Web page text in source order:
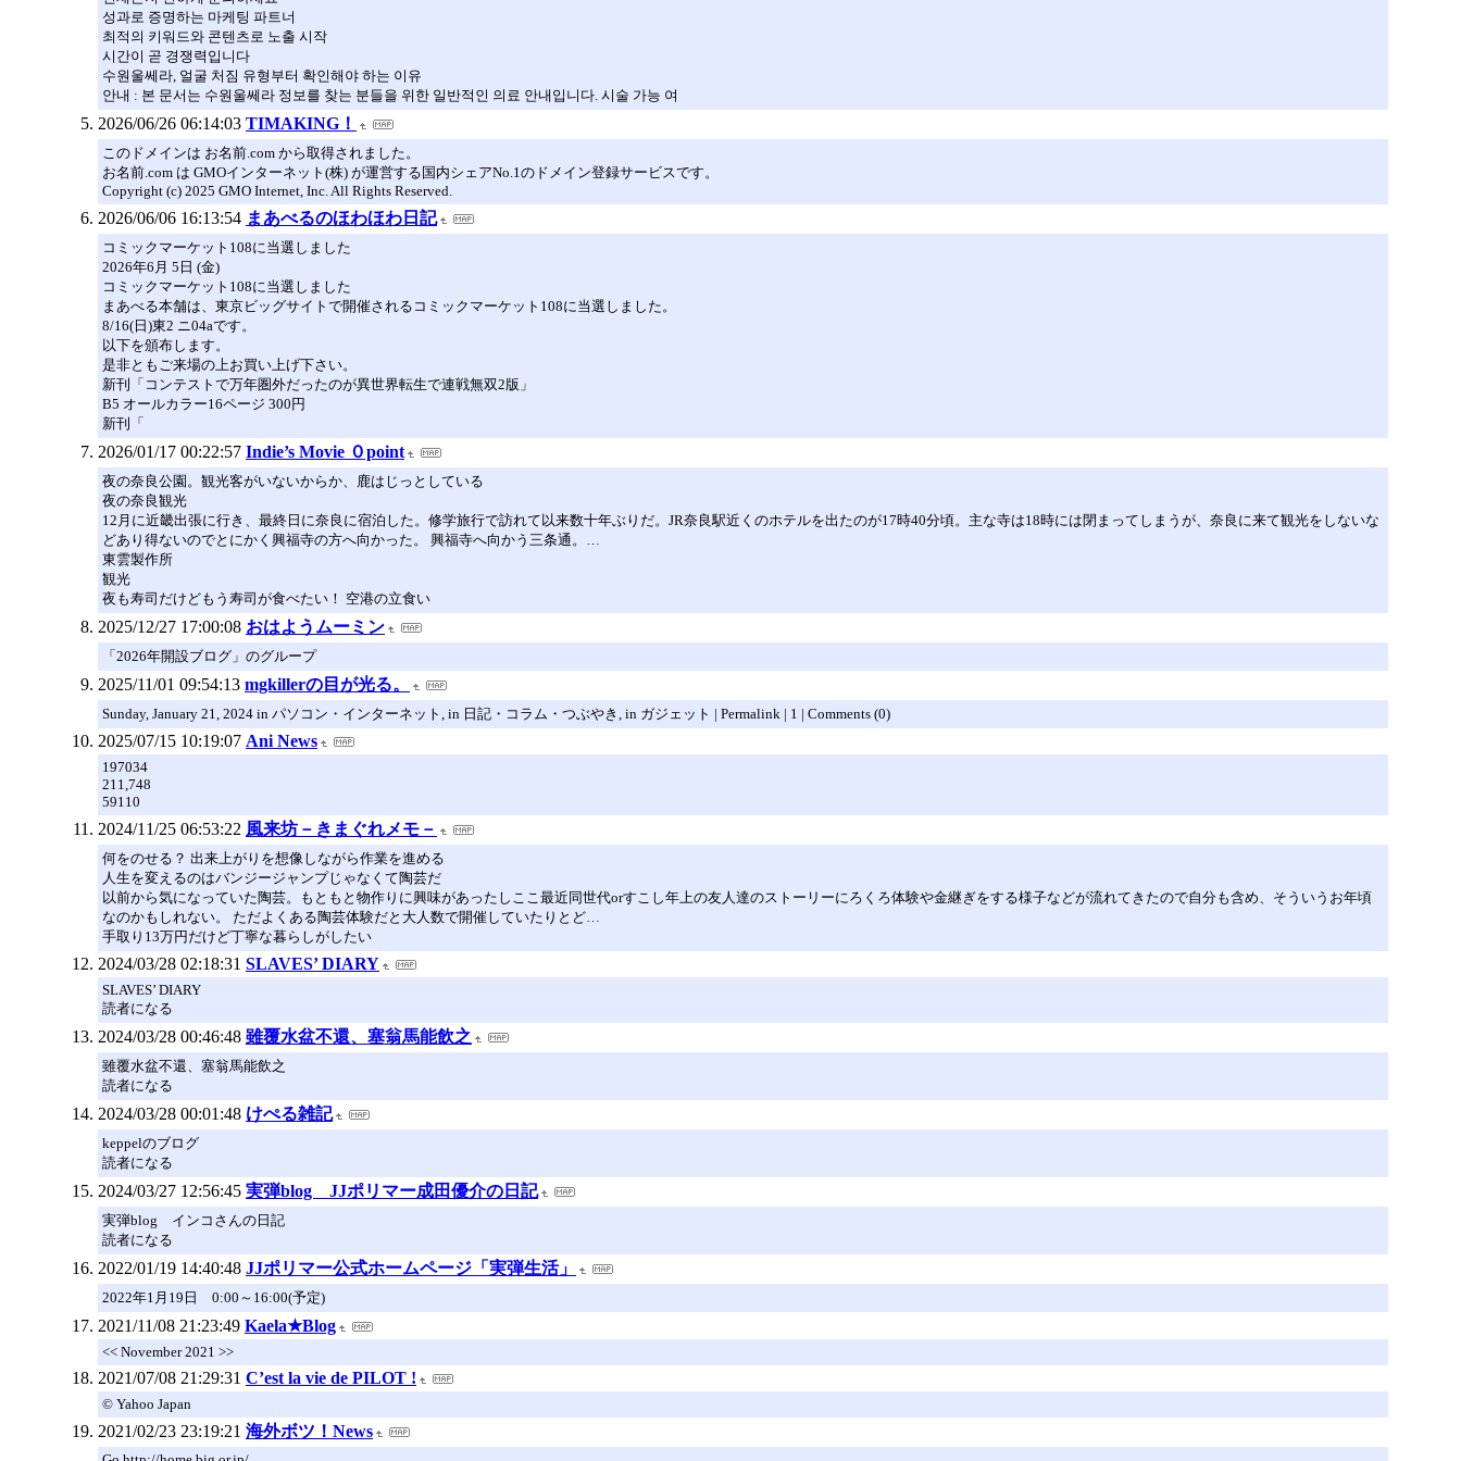
성과로 증명하는 마케팅 파트너
최적의 키워드와 콘텐츠로 노출 시작
시간이 곧 경쟁력입니다
수원울쎄라, 얼굴 처짐 유형부터 확인해야 하는 이유
안내 : 본 문서는 수원울쎄라 정보를 찾는 분들을 위한 일반적인 의료 안내입니다. 시술 가능 여
2026/06/26 06:14:03 TIMAKING！
このドメインは お名前.com から取得されました。
お名前.com は GMOインターネット(株) が運営する国内シェアNo.1のドメイン登録サービスです。
Copyright (c) 2025 GMO Internet, Inc. All Rights Reserved.
2026/06/06 16:13:54 まあべるのほわほわ日記
コミックマーケット108に当選しました
2026年6月 5日 (金)
コミックマーケット108に当選しました
まあべる本舗は、東京ビッグサイトで開催されるコミックマーケット108に当選しました。
8/16(日)東2 ニ04aです。
以下を頒布します。
是非ともご来場の上お買い上げ下さい。
新刊「コンテストで万年圏外だったのが異世界転生で連戦無双2版」
B5 オールカラー16ページ 300円
新刊「
2026/01/17 00:22:57 Indie’s Movie ０point
夜の奈良公園。観光客がいないからか、鹿はじっとしている
夜の奈良観光
12月に近畿出張に行き、最終日に奈良に宿泊した。修学旅行で訪れて以来数十年ぶりだ。JR奈良駅近くのホテルを出たのが17時40分頃。主な寺は18時には閉まってしまうが、奈良に来て観光をしないな
どあり得ないのでとにかく興福寺の方へ向かった。 興福寺へ向かう三条通。…
東雲製作所
観光
夜も寿司だけどもう寿司が食べたい！ 空港の立食い
2025/12/27 17:00:08 おはようムーミン
「2026年開設ブログ」のグループ
2025/11/01 09:54:13 mgkillerの目が光る。
Sunday, January 21, 2024 in パソコン・インターネット, in 日記・コラム・つぶやき, in ガジェット | Permalink | 1 | Comments (0)
2025/07/15 10:19:07 Ani News
197034
211,748
59110
2024/11/25 06:53:22 風来坊－きまぐれメモ－
何をのせる？ 出来上がりを想像しながら作業を進める
人生を変えるのはバンジージャンプじゃなくて陶芸だ
以前から気になっていた陶芸。もともと物作りに興味があったしここ最近同世代orすこし年上の友人達のストーリーにろくろ体験や金継ぎをする様子などが流れてきたので自分も含め、そういうお年頃
なのかもしれない。 ただよくある陶芸体験だと大人数で開催していたりとど…
手取り13万円だけど丁寧な暮らしがしたい
2024/03/28 02:18:31 SLAVES’ DIARY
SLAVES’ DIARY
読者になる
2024/03/28 00:46:48 雖覆水盆不還、塞翁馬能飲之
雖覆水盆不還、塞翁馬能飲之
読者になる
2024/03/28 00:01:48 けぺる雑記
keppelのブログ
読者になる
2024/03/27 12:56:45 実弾blog JJポリマー成田優介の日記
実弾blog インコさんの日記
読者になる
2022/01/19 14:40:48 JJポリマー公式ホームページ「実弾生活」
2022年1月19日 0:00～16:00(予定)
2021/11/08 21:23:49 Kaela★Blog
<< November 2021 >>
2021/07/08 21:29:31 C’est la vie de PILOT !
© Yahoo Japan
2021/02/23 23:19:21 海外ボツ！News